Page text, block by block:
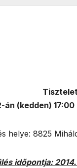
án (kedden)
helye: 8825
időpontja: